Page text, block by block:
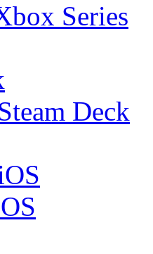
Series
Deck